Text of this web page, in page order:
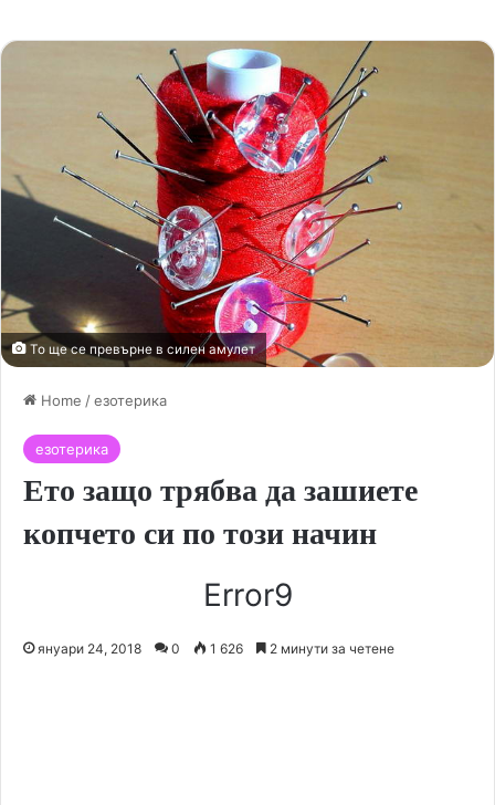
То ще се превърне в силен амулет
Home /езотерика
езотерика
Ето защо трябва да зашиете
копчето си по този начин
Error9
януари 24, 2018 0 1 626 2 минути за четене